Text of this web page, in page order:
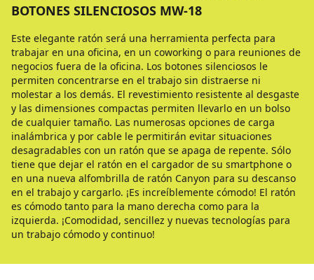
BOTONES SILENCIOSOS MW-18
Este elegante ratón será una herramienta perfecta para
trabajar en una oficina, en un coworking o para reuniones de
negocios fuera de la oficina. Los botones silenciosos le
permiten concentrarse en el trabajo sin distraerse ni
molestar a los demás. El revestimiento resistente al desgaste
y las dimensiones compactas permiten llevarlo en un bolso
de cualquier tamaño. Las numerosas opciones de carga
inalámbrica y por cable le permitirán evitar situaciones
desagradables con un ratón que se apaga de repente. Sólo
tiene que dejar el ratón en el cargador de su smartphone o
en una nueva alfombrilla de ratón Canyon para su descanso
en el trabajo y cargarlo. ¡Es increíblemente cómodo! El ratón
es cómodo tanto para la mano derecha como para la
izquierda. ¡Comodidad, sencillez y nuevas tecnologías para
un trabajo cómodo y continuo!